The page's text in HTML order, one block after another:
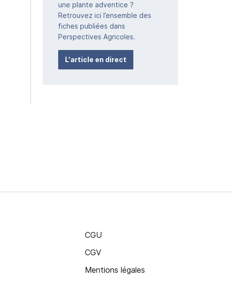
une plante adventice ?
Retrouvez ici l’ensemble des
fiches publiées dans
Perspectives Agricoles.
L'article en direct
CGU
CGV
Mentions légales